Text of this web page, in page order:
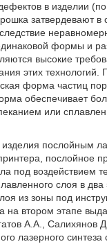
в изделии
затвердевают в
формы и
высокие
этих
форма частиц
обеспечивает
или
послойным
послойное
под воздействием
слоя в
из зоны под
втором этапе
А.А., Салихянов
лазерного